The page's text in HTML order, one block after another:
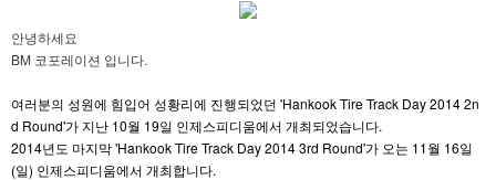
안녕하세요
BM 코포레이션 입니다.
여러분의 성원에 힘입어 성황리에 진행되었던 'Hankook Tire Track Day 2014 2n
d Round'가 지난 10월 19일 인제스피디움에서 개최되었습니다.
2014년도 마지막 'Hankook Tire Track Day 2014 3rd Round'가 오는 11월 16일
(일) 인제스피디움에서 개최합니다.